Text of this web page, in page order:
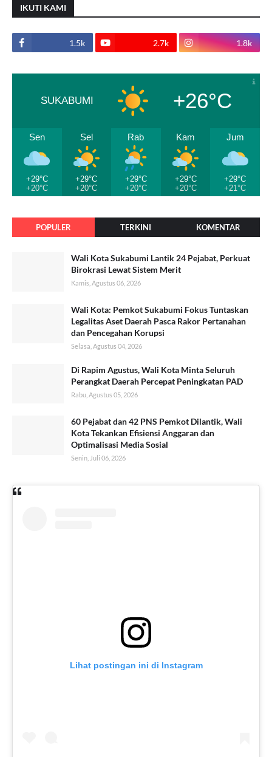
IKUTI KAMI
1.5k 2.7k 1.8k
SUKABUMI +26°C
Sen
+29°C
+20°C
Sel
+29°C
+20°C
Rab
+29°C
+20°C
Kam
+29°C
+20°C
Jum
+29°C
+21°C
POPULER TERKINI KOMENTAR
Wali Kota Sukabumi Lantik 24 Pejabat, Perkuat
Birokrasi Lewat Sistem Merit
Kamis, Agustus 06, 2026
Wali Kota: Pemkot Sukabumi Fokus Tuntaskan
Legalitas Aset Daerah Pasca Rakor Pertanahan
dan Pencegahan Korupsi
Selasa, Agustus 04, 2026
Di Rapim Agustus, Wali Kota Minta Seluruh
Perangkat Daerah Percepat Peningkatan PAD
Rabu, Agustus 05, 2026
60 Pejabat dan 42 PNS Pemkot Dilantik, Wali
Kota Tekankan Efisiensi Anggaran dan
Optimalisasi Media Sosial
Senin, Juli 06, 2026
Lihat postingan ini di Instagram